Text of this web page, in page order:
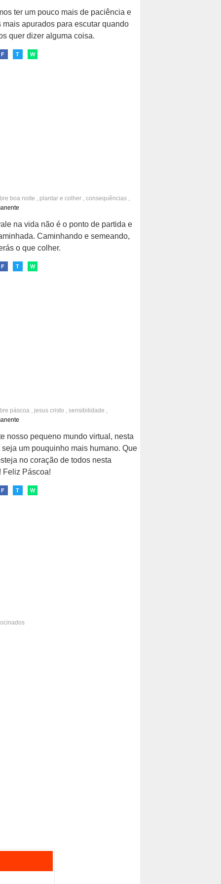
ter um pouco mais de paciência e
mais apurados para escutar quando
quer dizer alguma coisa.
F T W
boa noite , plantar e colher, consequências,
,felicidade
na vida não é o ponto de partida e
Caminhando e semeando,
o que colher.
F T W
páscoa, jesus cristo , sensibilidade ,
,feliz páscoa
nosso pequeno mundo virtual, nesta
seja um pouquinho mais humano. Que
no coração de todos nesta
Feliz Páscoa!
F T W